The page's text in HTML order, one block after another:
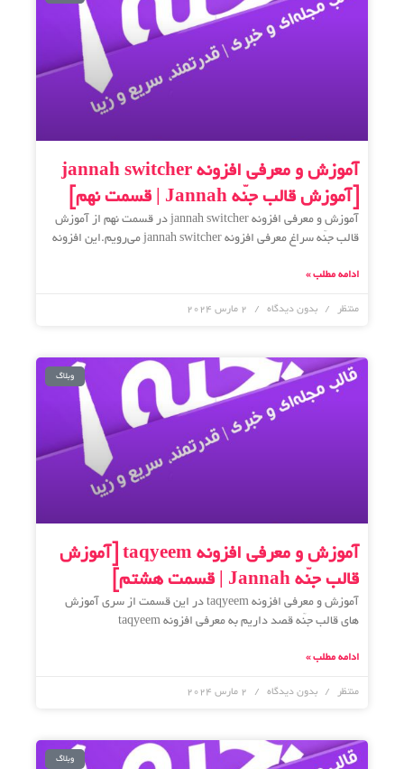
آموزش و معرفی افزونه jannah switcher
[آموزش قالب جنّه Jannah | قسمت نهم]
آموزش و معرفی افزونه jannah switcher در قسمت نهم از آموزش
قالب جنّه سراغ معرفی افزونه jannah switcher می‌رویم.این افزونه
ادامه مطلب »
منتظر بدون دیدگاه
وبلاگ
آموزش و معرفی افزونه taqyeem [آموزش
قالب جنّه Jannah | قسمت هشتم]
آموزش و معرفی افزونه taqyeem در این قسمت از سری آموزش
های قالب جنّه قصد داریم به معرفی افزونه taqyeem
ادامه مطلب »
منتظر بدون دیدگاه
وبلاگ